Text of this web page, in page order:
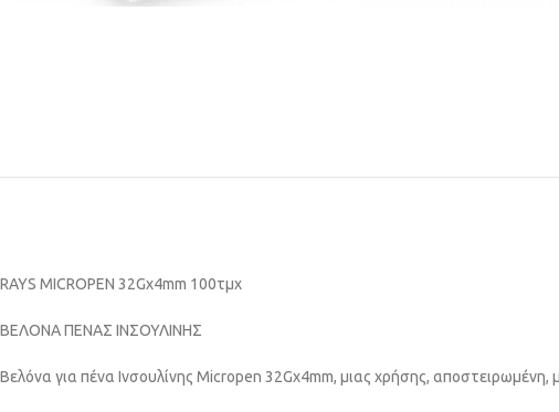
RAYS ΜΙCRΟΡΕΝ 32Gx4mm 100τμχ
ΒΕΛΟΝΑ ΠΕΝΑΣ ΙΝΣΟΥΛΙΝΗΣ
Βελόνα για πένα Ινσουλίνης Micropen 32Gx4mm, μιας χρήσης,